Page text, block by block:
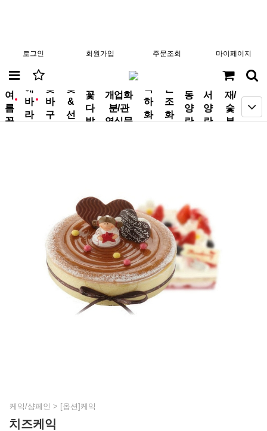
로그인 회원가입 주문조회 마이페이지
new
여
름
꽃
new
해
바
라
꽃
바
구
꽃
&
선
꽃
다
발
개업화
분/관
엽식물
축
하
화
근
조
화
동
양
란
서
양
란
분
재/
숯
부
케익/샴페인 > [옵션]케익
치즈케익